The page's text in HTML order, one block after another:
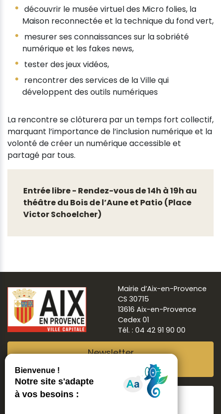
découvrir le musée virtuel des Micro folies, la
Maison reconnectée et la technique du fond vert,
mesurer ses connaissances sur la sobriété
numérique et les fakes news,
tester des jeux vidéos,
rencontrer des services de la Ville qui
développent des outils numériques
La rencontre se clôturera par un temps fort collectif,
marquant l’importance de l’inclusion numérique et la
volonté de créer un numérique accessible et
partagé par tous.
Entrée libre - Rendez-vous de 14h à 19h au
théâtre du Bois de l’Aune et Patio (Place
Victor Schoelcher)
Mairie d’Aix-en-Provence
CS 30715
13616 Aix-en-Provence
Cedex 01
Tél. : 04 42 91 90 00
Newsletter
Suivre Aix ma ville